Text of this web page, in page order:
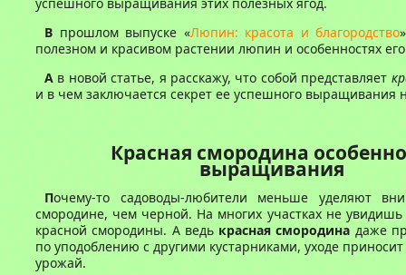
В прошлом выпуске «Люпин: красота и благородство
полезном и красивом растении люпин и особенностях
А в новой статье, я расскажу, что собой представляет
и в чем заключается секрет ее успешного выращивания
Красная смородина
выращивания
Почему-то садоводы-любители меньше уделяют
смородине, чем черной. На многих участках не увидишь
красной смородины. А ведь красная смородина даже
по уподоблению с другими кустарниками, уходе
урожай.